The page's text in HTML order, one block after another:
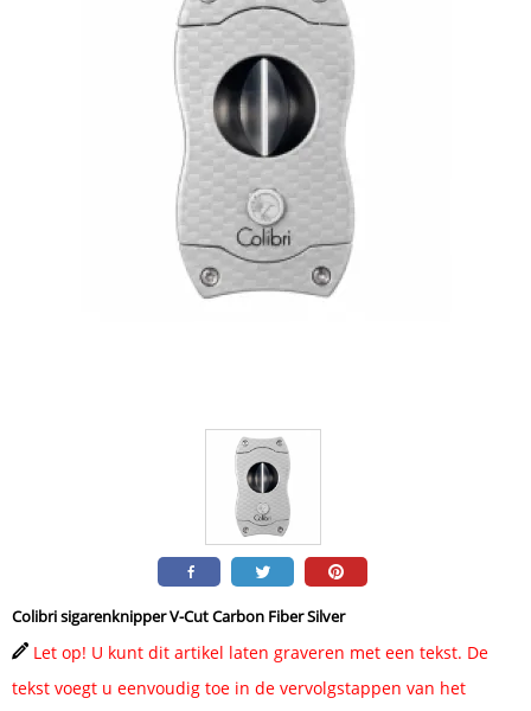
Colibri sigarenknipper V-Cut Carbon Fiber Silver
Let op! U kunt dit artikel laten graveren met een tekst. De
tekst voegt u eenvoudig toe in de vervolgstappen van het